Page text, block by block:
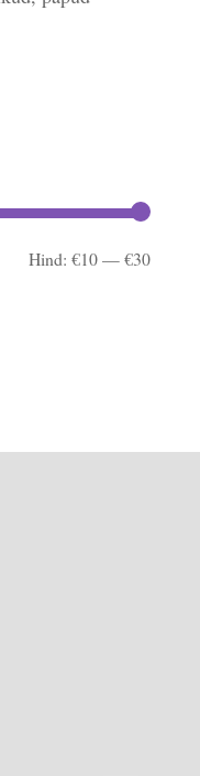
Hind:€10—€30